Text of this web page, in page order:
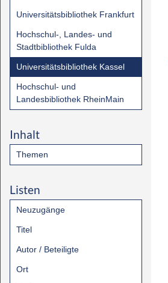
Universitätsbibliothek Frankfurt
Hochschul-, Landes- und
Stadtbibliothek Fulda
Universitätsbibliothek Kassel
Hochschul- und
Landesbibliothek RheinMain
Inhalt
Themen
Listen
Neuzugänge
Titel
Autor / Beteiligte
Ort